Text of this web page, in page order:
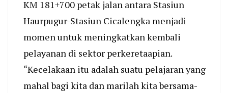
KM 181+700 petak jalan antara Stasiun
Haurpugur-Stasiun Cicalengka menjadi
momen untuk meningkatkan kembali
pelayanan di sektor perkeretaapian.
“Kecelakaan itu adalah suatu pelajaran yang
mahal bagi kita dan marilah kita bersama-